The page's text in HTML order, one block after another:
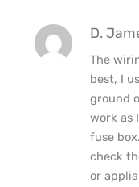
D.
The
best, I
ground
work as
fuse
check
or